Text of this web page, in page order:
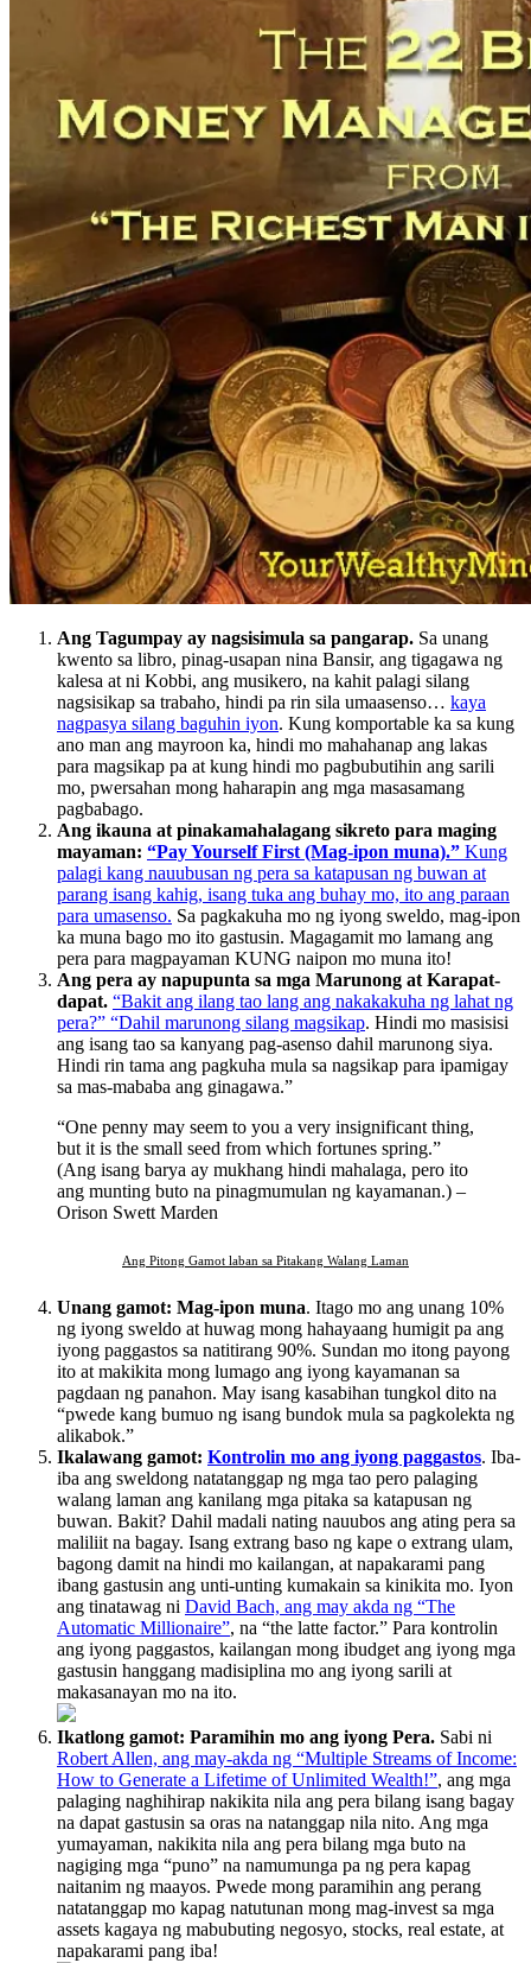
Ang Tagumpay ay nagsisimula sa pangarap. Sa unang
kwento sa libro, pinag-usapan nina Bansir, ang tigagawa ng
kalesa at ni Kobbi, ang musikero, na kahit palagi silang
nagsisikap sa trabaho, hindi pa rin sila umaasenso… kaya
nagpasya silang baguhin iyon. Kung komportable ka sa kung
ano man ang mayroon ka, hindi mo mahahanap ang lakas
para magsikap pa at kung hindi mo pagbubutihin ang sarili
mo, pwersahan mong haharapin ang mga masasamang
pagbabago.
Ang ikauna at pinakamahalagang sikreto para maging
mayaman: “Pay Yourself First (Mag-ipon muna).” Kung
palagi kang nauubusan ng pera sa katapusan ng buwan at
parang isang kahig, isang tuka ang buhay mo, ito ang paraan
para umasenso. Sa pagkakuha mo ng iyong sweldo, mag-ipon
ka muna bago mo ito gastusin. Magagamit mo lamang ang
pera para magpayaman KUNG naipon mo muna ito!
Ang pera ay napupunta sa mga Marunong at Karapat-
dapat. “Bakit ang ilang tao lang ang nakakakuha ng lahat ng
pera?” “Dahil marunong silang magsikap. Hindi mo masisisi
ang isang tao sa kanyang pag-asenso dahil marunong siya.
Hindi rin tama ang pagkuha mula sa nagsikap para ipamigay
sa mas-mababa ang ginagawa.”
“One penny may seem to you a very insignificant thing,
but it is the small seed from which fortunes spring.”
(Ang isang barya ay mukhang hindi mahalaga, pero ito
ang munting buto na pinagmumulan ng kayamanan.) –
Orison Swett Marden
Ang Pitong Gamot laban sa Pitakang Walang Laman
Unang gamot: Mag-ipon muna. Itago mo ang unang 10%
ng iyong sweldo at huwag mong hahayaang humigit pa ang
iyong paggastos sa natitirang 90%. Sundan mo itong payong
ito at makikita mong lumago ang iyong kayamanan sa
pagdaan ng panahon. May isang kasabihan tungkol dito na
“pwede kang bumuo ng isang bundok mula sa pagkolekta ng
alikabok.”
Ikalawang gamot: Kontrolin mo ang iyong paggastos. Iba-
iba ang sweldong natatanggap ng mga tao pero palaging
walang laman ang kanilang mga pitaka sa katapusan ng
buwan. Bakit? Dahil madali nating nauubos ang ating pera sa
maliliit na bagay. Isang extrang baso ng kape o extrang ulam,
bagong damit na hindi mo kailangan, at napakarami pang
ibang gastusin ang unti-unting kumakain sa kinikita mo. Iyon
ang tinatawag ni David Bach, ang may akda ng “The
Automatic Millionaire”, na “the latte factor.” Para kontrolin
ang iyong paggastos, kailangan mong ibudget ang iyong mga
gastusin hanggang madisiplina mo ang iyong sarili at
makasanayan mo na ito.
Ikatlong gamot: Paramihin mo ang iyong Pera. Sabi ni
Robert Allen, ang may-akda ng “Multiple Streams of Income:
How to Generate a Lifetime of Unlimited Wealth!”, ang mga
palaging naghihirap nakikita nila ang pera bilang isang bagay
na dapat gastusin sa oras na natanggap nila nito. Ang mga
yumayaman, nakikita nila ang pera bilang mga buto na
nagiging mga “puno” na namumunga pa ng pera kapag
naitanim ng maayos. Pwede mong paramihin ang perang
natatanggap mo kapag natutunan mong mag-invest sa mga
assets kagaya ng mabubuting negosyo, stocks, real estate, at
napakarami pang iba!